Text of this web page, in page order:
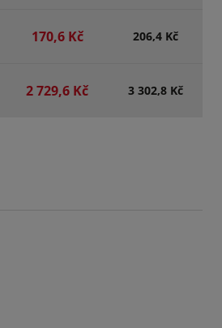
170,6 Kč 206,4 Kč
2 729,6 Kč 3 302,8 Kč